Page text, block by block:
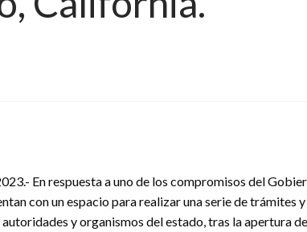
En respuesta a uno de los compromisos del
con un espacio para realizar una serie de trámites
y organismos del estado, tras la apertura